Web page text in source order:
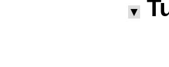
▼